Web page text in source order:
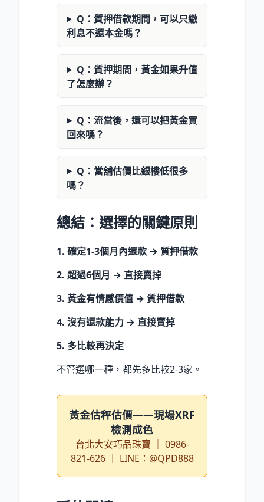
Q：質押借款期間，可以只繳
利息不還本金嗎？
Q：質押期間，黃金如果升值
了怎麼辦？
Q：流當後，還可以把黃金買
回來嗎？
Q：當舖估價比銀樓低很多
嗎？
總結：選擇的關鍵原則
1. 確定1-3個月內還款 → 質押借款
2. 超過6個月 → 直接賣掉
3. 黃金有情感價值 → 質押借款
4. 沒有還款能力 → 直接賣掉
5. 多比較再決定
不管選哪一種，都先多比較2-3家。
黃金估秤估價——現場XRF
檢測成色
台北大安巧品珠寶 ｜ 0986-
821-626 ｜ LINE：@QPD888